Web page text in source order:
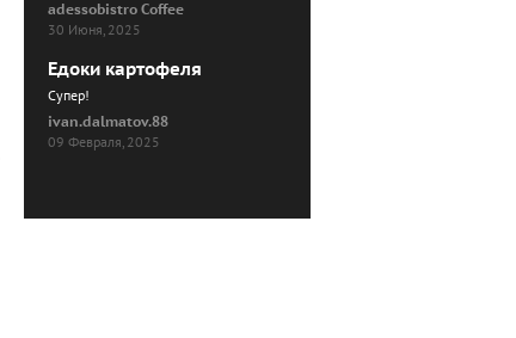
adessobistro Coffee
30 Июня, 2025
Едоки картофеля
Cупер!
ivan.dalmatov.88
09 Февраля, 2025